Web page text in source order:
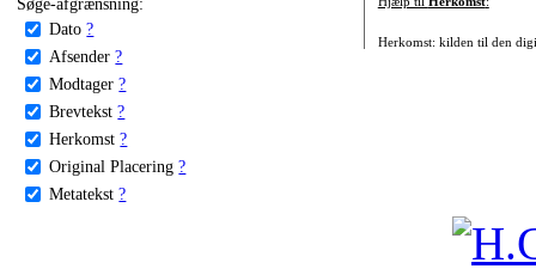
Dato ?
Afsender ?
Modtager ?
Brevtekst ?
Herkomst ?
Original Placering ?
Metatekst ?
Herkomst: kilden til den